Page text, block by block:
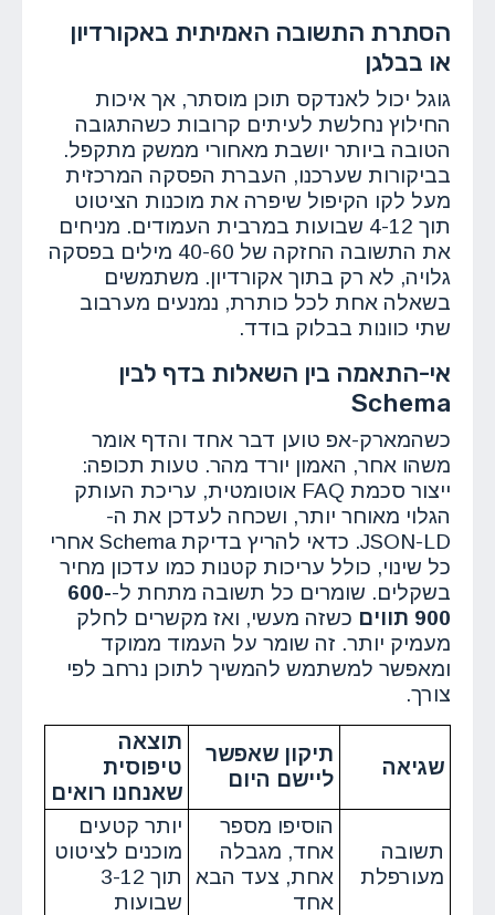
הסתרת התשובה האמיתית באקורדיון
או בבלגן
גוגל יכול לאנדקס תוכן מוסתר, אך איכות
החילוץ נחלשת לעיתים קרובות כשהתגובה
הטובה ביותר יושבת מאחורי ממשק מתקפל.
בביקורות שערכנו, העברת הפסקה המרכזית
מעל לקו הקיפול שיפרה את מוכנות הציטוט
תוך 4-12 שבועות במרבית העמודים. מניחים
את התשובה החזקה של 40-60 מילים בפסקה
גלויה, לא רק בתוך אקורדיון. משתמשים
בשאלה אחת לכל כותרת, נמנעים מערבוב
שתי כוונות בבלוק בודד.
אי-התאמה בין השאלות בדף לבין
Schema
כשהמארק-אפ טוען דבר אחד והדף אומר
משהו אחר, האמון יורד מהר. טעות תכופה:
ייצור סכמת FAQ אוטומטית, עריכת העותק
הגלוי מאוחר יותר, ושכחה לעדכן את ה-
JSON-LD. כדאי להריץ בדיקת Schema אחרי
כל שינוי, כולל עריכות קטנות כמו עדכון מחיר
בשקלים. שומרים כל תשובה מתחת ל-600-
900 תווים
כשזה מעשי, ואז מקשרים לחלק
מעמיק יותר. זה שומר על העמוד ממוקד
ומאפשר למשתמש להמשיך לתוכן נרחב לפי
צורך.
שגיאה
תיקון שאפשר
ליישם היום
תוצאה
טיפוסית
שאנחנו רואים
תשובה
מעורפלת
הוסיפו מספר
אחד, מגבלה
אחת, צעד הבא
אחד
יותר קטעים
מוכנים לציטוט
תוך 3-12
שבועות